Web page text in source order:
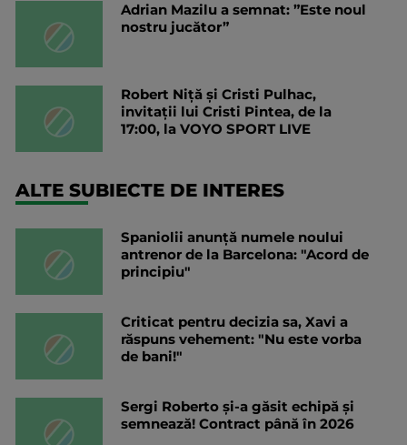
Adrian Mazilu a semnat: ”Este noul
nostru jucător”
Robert Niță și Cristi Pulhac,
invitații lui Cristi Pintea, de la
17:00, la VOYO SPORT LIVE
ALTE SUBIECTE DE INTERES
Spaniolii anunță numele noului
antrenor de la Barcelona: "Acord de
principiu"
Criticat pentru decizia sa, Xavi a
răspuns vehement: "Nu este vorba
de bani!"
Sergi Roberto și-a găsit echipă și
semnează! Contract până în 2026